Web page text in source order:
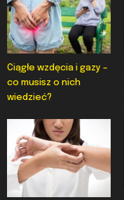
Ciągłe wzdęcia i gazy –
co musisz o nich
wiedzieć?